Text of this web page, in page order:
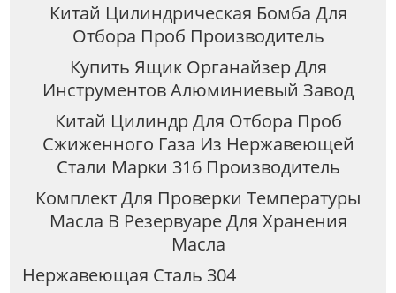
Китай Цилиндрическая Бомба Для
Отбора Проб Производитель
Купить Ящик Органайзер Для
Инструментов Алюминиевый Завод
Китай Цилиндр Для Отбора Проб
Сжиженного Газа Из Нержавеющей
Стали Марки 316 Производитель
Комплект Для Проверки Температуры
Масла В Резервуаре Для Хранения
Масла
Нержавеющая Сталь 304